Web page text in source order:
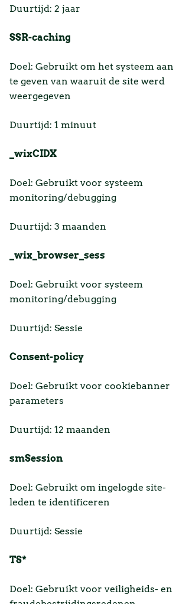
Duurtijd: 2 jaar
SSR-caching
Doel: Gebruikt om het systeem aan
te geven van waaruit de site werd
weergegeven
Duurtijd: 1 minuut
_wixCIDX
Doel: Gebruikt voor systeem
monitoring/debugging
Duurtijd: 3 maanden
_wix_browser_sess
Doel: Gebruikt voor systeem
monitoring/debugging
Duurtijd: Sessie
Consent-policy
Doel: Gebruikt voor cookiebanner
parameters
Duurtijd: 12 maanden
smSession
Doel: Gebruikt om ingelogde site-
leden te identificeren
Duurtijd: Sessie
TS*
Doel: Gebruikt voor veiligheids- en